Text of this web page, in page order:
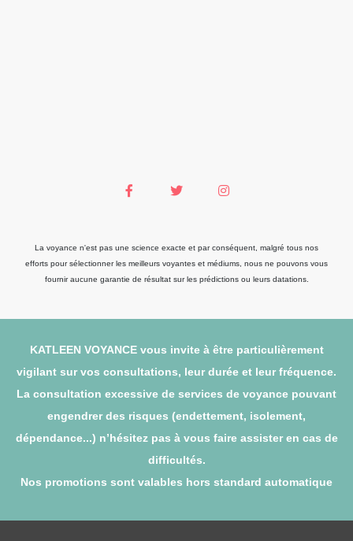
La voyance n'est pas une science exacte et par conséquent, malgré tous nos
efforts pour sélectionner les meilleurs voyantes et médiums, nous ne pouvons vous
fournir aucune garantie de résultat sur les prédictions ou leurs datations.
KATLEEN VOYANCE vous invite à être particulièrement
vigilant sur vos consultations, leur durée et leur fréquence.
La consultation excessive de services de voyance pouvant
engendrer des risques (endettement, isolement,
dépendance...) n’hésitez pas à vous faire assister en cas de
difficultés.
Nos promotions sont valables hors standard automatique